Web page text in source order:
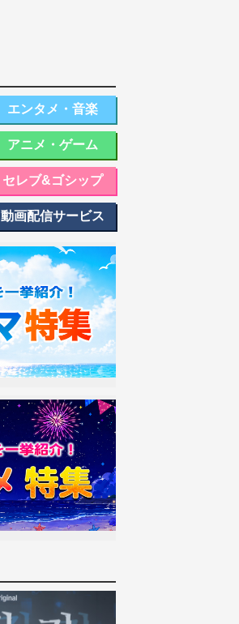
エンタメ・音楽
アニメ・ゲーム
セレブ&ゴシップ
動画配信サービス